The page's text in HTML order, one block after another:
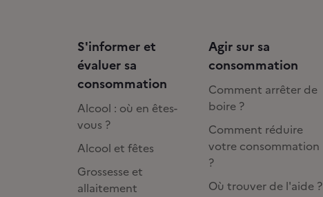
S'informer et
évaluer sa
consommation
Alcool : où en êtes-
vous ?
Alcool et fêtes
Grossesse et
allaitement
Agir sur sa
consommation
Comment arrêter de
boire ?
Comment réduire
votre consommation
?
Où trouver de l'aide ?